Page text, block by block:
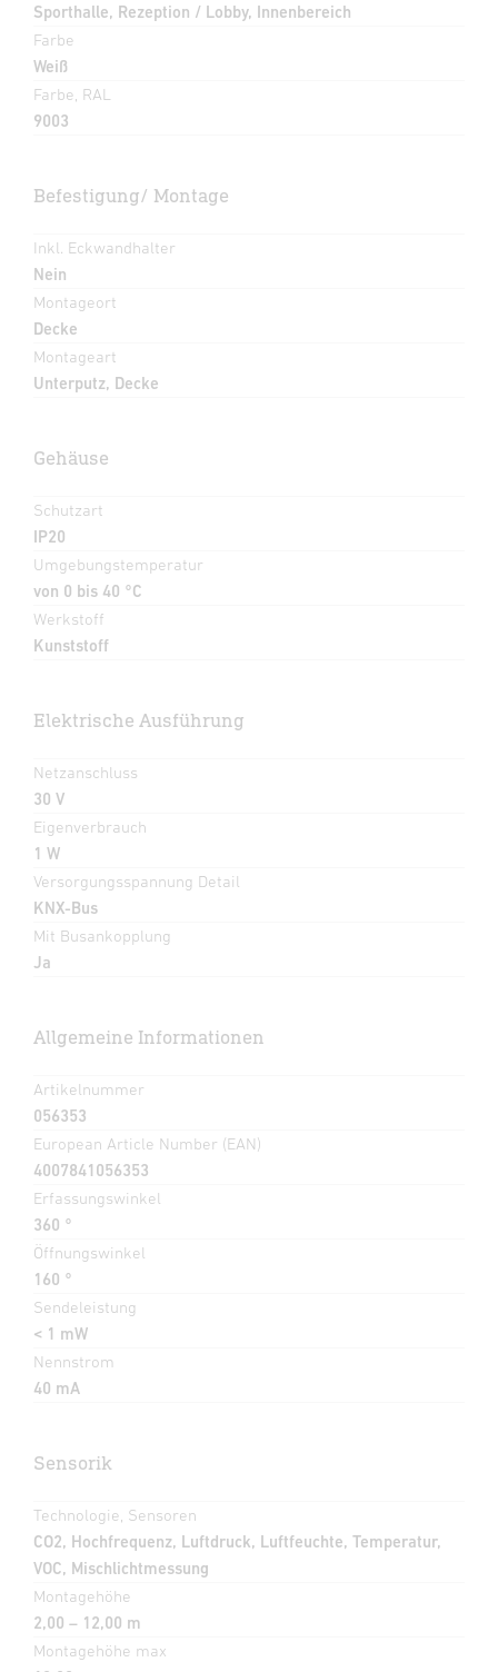
Sporthalle, Rezeption / Lobby, Innenbereich
Farbe
Weiß
Farbe, RAL
9003
Befestigung/ Montage
Inkl. Eckwandhalter
Nein
Montageort
Decke
Montageart
Unterputz, Decke
Gehäuse
Schutzart
IP20
Umgebungstemperatur
von 0 bis 40 °C
Werkstoff
Kunststoff
Elektrische Ausführung
Netzanschluss
30 V
Eigenverbrauch
1 W
Versorgungsspannung Detail
KNX-Bus
Mit Busankopplung
Ja
Allgemeine Informationen
Artikelnummer
056353
European Article Number (EAN)
4007841056353
Erfassungswinkel
360 °
Öffnungswinkel
160 °
Sendeleistung
< 1 mW
Nennstrom
40 mA
Sensorik
Technologie, Sensoren
CO2, Hochfrequenz, Luftdruck, Luftfeuchte, Temperatur,
VOC, Mischlichtmessung
Montagehöhe
2,00 – 12,00 m
Montagehöhe max